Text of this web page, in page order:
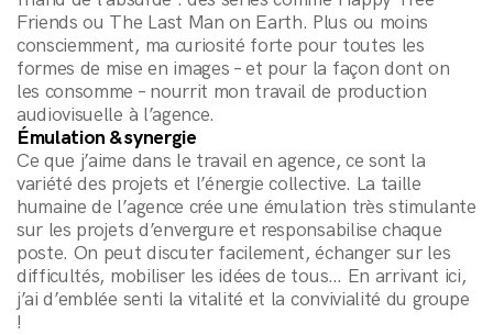
Friends ou The Last Man on Earth. Plus ou moins
consciemment, ma curiosité forte pour toutes les
formes de mise en images – et pour la façon dont on
les consomme – nourrit mon travail de production
audiovisuelle à l’agence.
Émulation & synergie
Ce que j’aime dans le travail en agence, ce sont la
variété des projets et l’énergie collective. La taille
humaine de l’agence crée une émulation très stimulante
sur les projets d’envergure et responsabilise chaque
poste. On peut discuter facilement, échanger sur les
difficultés, mobiliser les idées de tous… En arrivant ici,
j’ai d’emblée senti la vitalité et la convivialité du groupe
!